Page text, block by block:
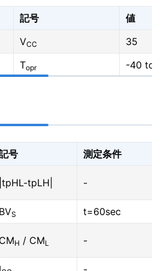
記号
値
VCC
35
Topr -40 to
号
測定条件
|tpHL-tpLH| -
BVS
t=60sec
CMH / CML -